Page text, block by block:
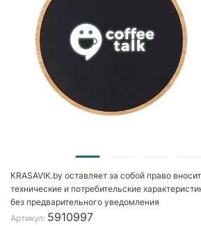
KRASAVIK.by оставляет за собой право
технические и потребительские
без предварительного уведомления
Артикул: 5910997